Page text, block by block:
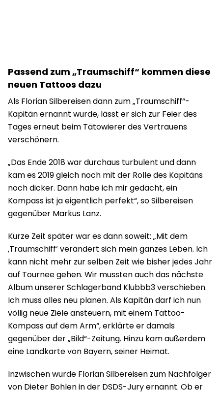
Passend zum „Traumschiff“ kommen diese
neuen Tattoos dazu
Als Florian Silbereisen dann zum „Traumschiff“-
Kapitän ernannt wurde, lässt er sich zur Feier des
Tages erneut beim Tätowierer des Vertrauens
verschönern.
„Das Ende 2018 war durchaus turbulent und dann
kam es 2019 gleich noch mit der Rolle des Kapitäns
noch dicker. Dann habe ich mir gedacht, ein
Kompass ist ja eigentlich perfekt“, so Silbereisen
gegenüber Markus Lanz.
Kurze Zeit später war es dann soweit: „Mit dem
‚Traumschiff‘ verändert sich mein ganzes Leben. Ich
kann nicht mehr zur selben Zeit wie bisher jedes Jahr
auf Tournee gehen. Wir mussten auch das nächste
Album unserer Schlagerband Klubbb3 verschieben.
Ich muss alles neu planen. Als Kapitän darf ich nun
völlig neue Ziele ansteuern, mit einem Tattoo-
Kompass auf dem Arm“, erklärte er damals
gegenüber der „Bild“-Zeitung. Hinzu kam außerdem
eine Landkarte von Bayern, seiner Heimat.
Inzwischen wurde Florian Silbereisen zum Nachfolger
von Dieter Bohlen in der DSDS-Jury ernannt. Ob er